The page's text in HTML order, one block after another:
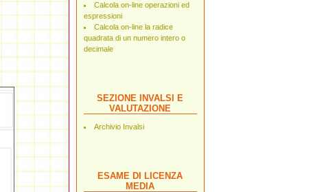
Calcola on-line operazioni ed
espressioni
Calcola on-line la radice
quadrata di un numero intero o
decimale
SEZIONE INVALSI E
VALUTAZIONE
Archivio Invalsi
ESAME DI LICENZA
MEDIA